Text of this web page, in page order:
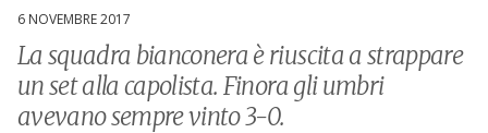
6 NOVEMBRE 2017
La squadra bianconera è riuscita a strappare
un set alla capolista. Finora gli umbri
avevano sempre vinto 3-0.